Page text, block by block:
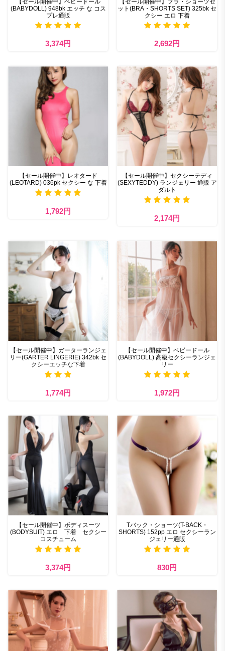
(BABYDOLL) 948bk エッチ な コス
プレ通販
3,374円
ット(BRA・SHORTS SET) 325bk セ
クシー エロ 下着
2,692円
【セール開催中】レオタード
(LEOTARD) 036pk セクシー な 下着
1,792円
【セール開催中】セクシーテディ
(SEXYTEDDY) ランジェリー 通販 ア
ダルト
2,174円
【セール開催中】ガーターランジェ
リー(GARTER LINGERIE) 342bk セ
クシーエッチな下着
1,774円
【セール開催中】ベビードール
(BABYDOLL) 高級セクシーランジェ
リー
1,972円
【セール開催中】ボディスーツ
(BODYSUIT) エロ 下着 セクシー
コスチューム
3,374円
Tバック・ショーツ(T-BACK・
SHORTS) 152pp エロ セクシーラン
ジェリー通販
830円